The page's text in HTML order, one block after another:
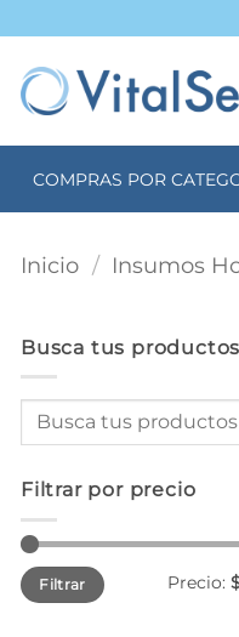
al
contenido
COMPRAS POR
Inicio / Insumos
Busca tus productos
Filtrar por precio
Precio
mínimo
Precio
máximo
Filtrar Precio: